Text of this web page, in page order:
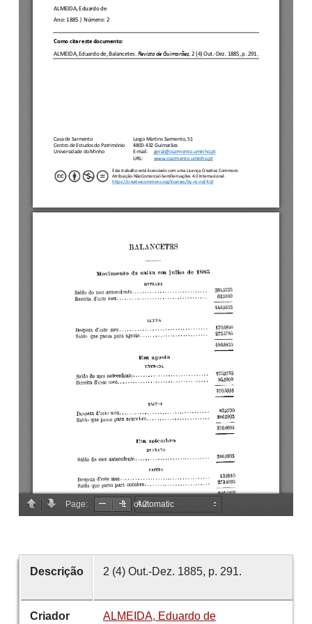
Descrição 2 (4) Out.-Dez. 1885, p. 291.
Criador ALMEIDA, Eduardo de